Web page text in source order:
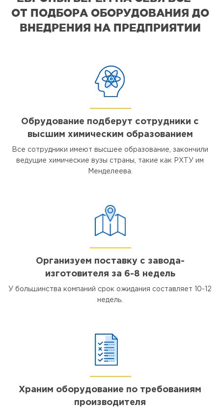
ОТ ПОДБОРА ОБОРУДОВАНИЯ ДО
ВНЕДРЕНИЯ НА ПРЕДПРИЯТИИ
Обрудование подберут сотрудники с
высшим химическим образованием
Все сотрудники имеют высшее образование, закончили
ведущие химические вузы страны, такие как РХТУ им
Менделеева.
Организуем поставку с завода-
изготовителя за 6-8 недель
У большинства компаний срок ожидания составляет 10-12
недель.
Храним оборудование по требованиям
производителя